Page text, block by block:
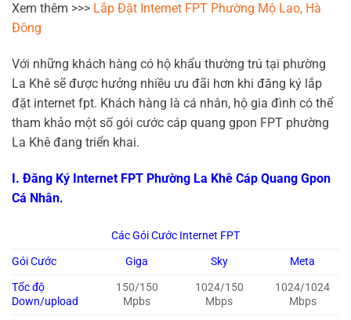
Xem thêm >>> Lắp Đặt Internet FPT Phường Mộ Lao, Hà
Đông
Với những khách hàng có hộ khẩu thường trú tại phường
La Khê sẽ được hưởng nhiều ưu đãi hơn khi đăng ký lắp
đặt internet fpt. Khách hàng là cá nhân, hộ gia đình có thể
tham khảo một số gói cước cáp quang gpon FPT phường
La Khê đang triển khai.
I. Đăng Ký Internet FPT Phường La Khê Cáp Quang Gpon
Cá Nhân.
Các Gói Cước Internet FPT
Gói Cước
Giga Sky
Meta
Tốc độ
Down/upload
150/150
Mpbs
1024/150
Mbps
1024/1024
Mbps